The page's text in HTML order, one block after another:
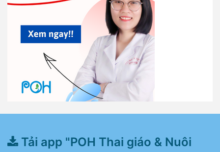
Tải app "POH Thai giáo & Nuôi